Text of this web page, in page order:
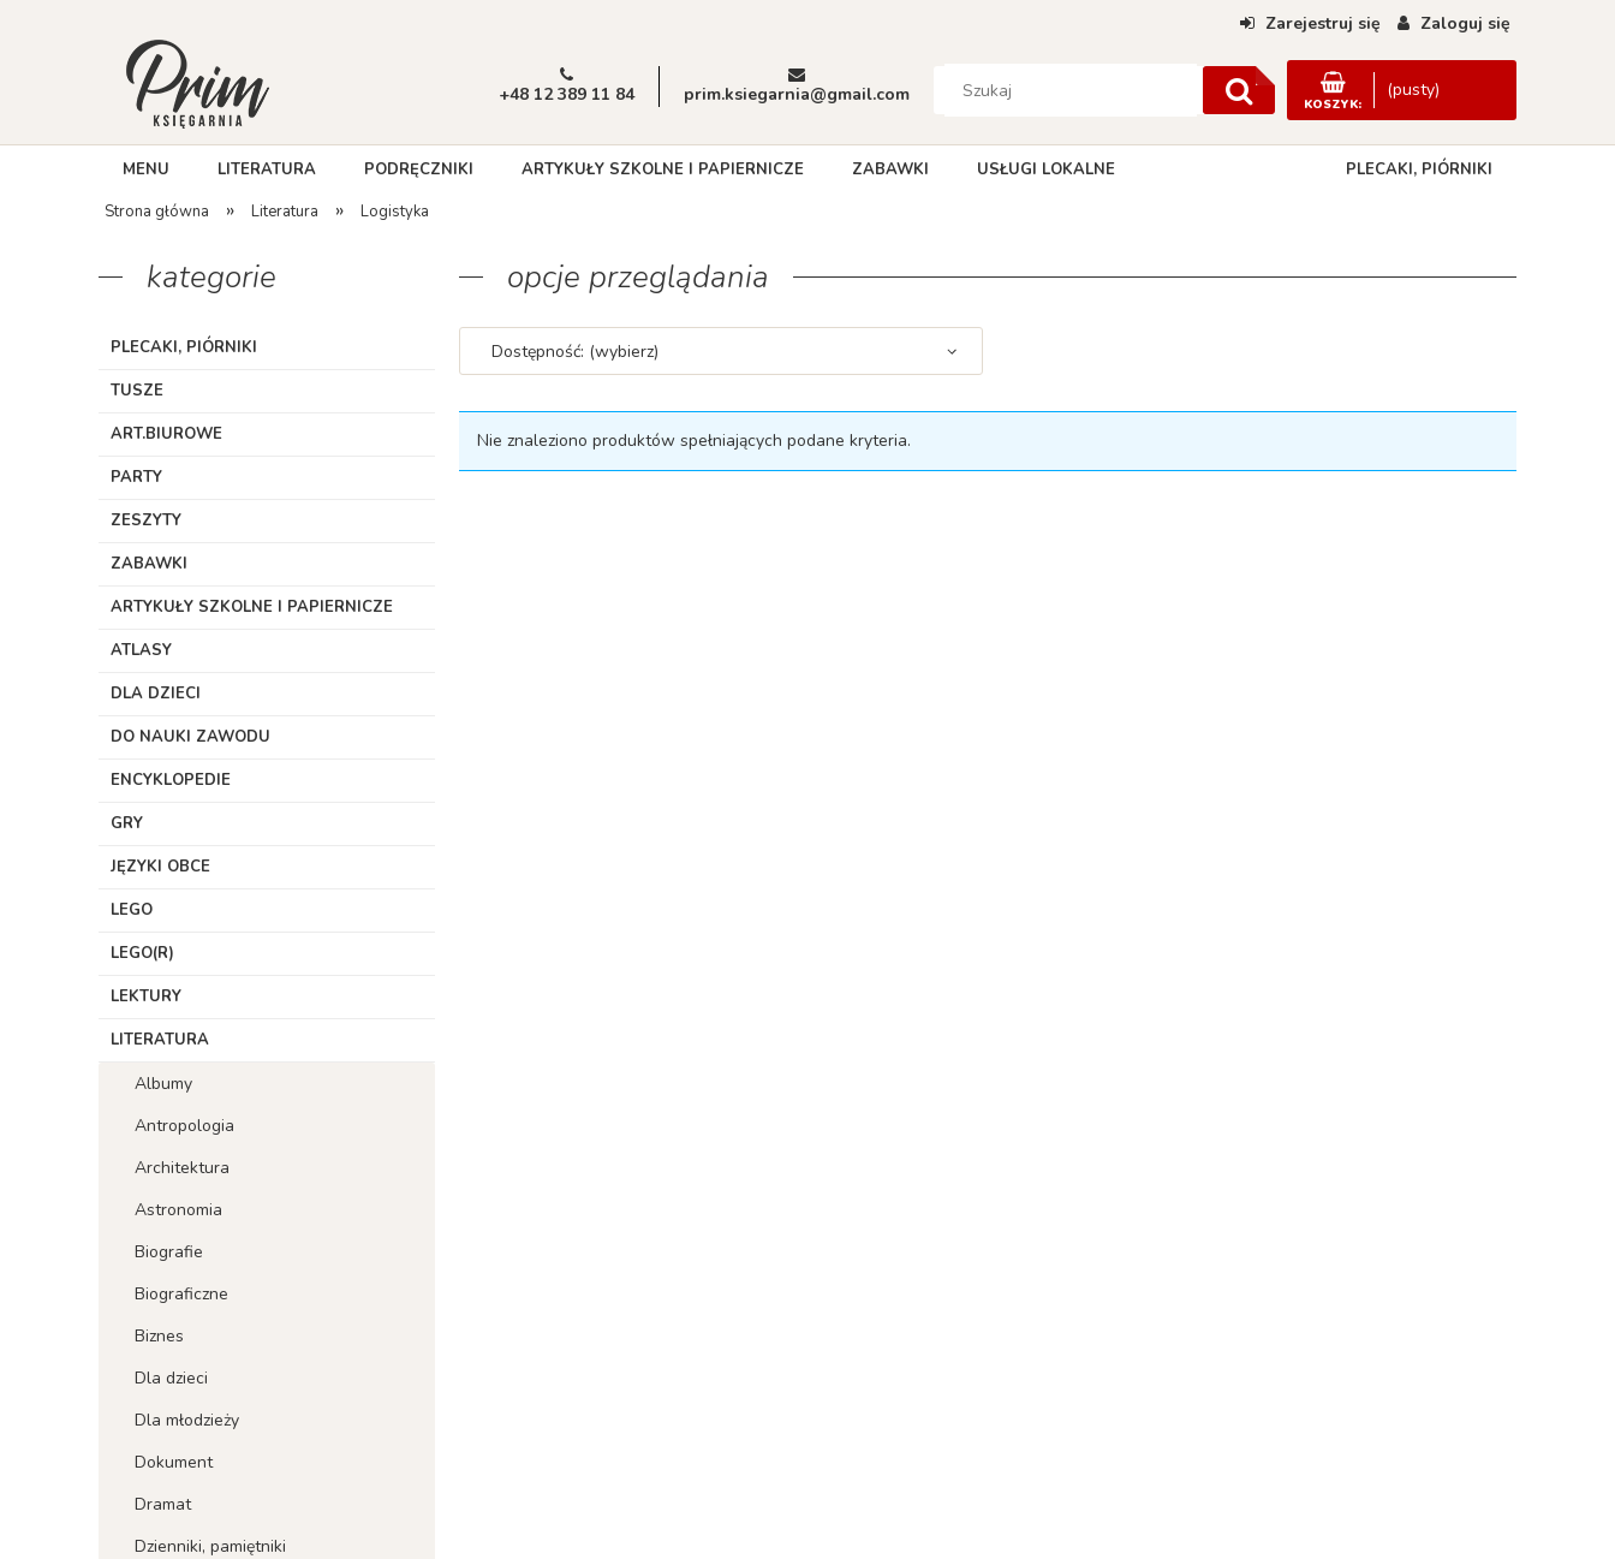
Zarejestruj się Zaloguj się
KOSZYK:
(pusty)
+48 12 389 11 84 prim.ksiegarnia@gmail.com
MENU LITERATURA PODRĘCZNIKI ARTYKUŁY SZKOLNE I PAPIERNICZE PLECAKI, PIÓRNIKI
ZABAWKI USŁUGI LOKALNE
Strona główna » Literatura » Logistyka
kategorie
PLECAKI, PIÓRNIKI
TUSZE
ART.BIUROWE
PARTY
ZESZYTY
ZABAWKI
ARTYKUŁY SZKOLNE I PAPIERNICZE
ATLASY
DLA DZIECI
DO NAUKI ZAWODU
ENCYKLOPEDIE
GRY
JĘZYKI OBCE
LEGO
LEGO(R)
LEKTURY
LITERATURA
Albumy
Antropologia
Architektura
Astronomia
Biografie
Biograficzne
Biznes
Dla dzieci
Dla młodzieży
Dokument
Dramat
Dzienniki, pamiętniki
opcje przeglądania
Dostępność: (wybierz)
Nie znaleziono produktów spełniających podane kryteria.